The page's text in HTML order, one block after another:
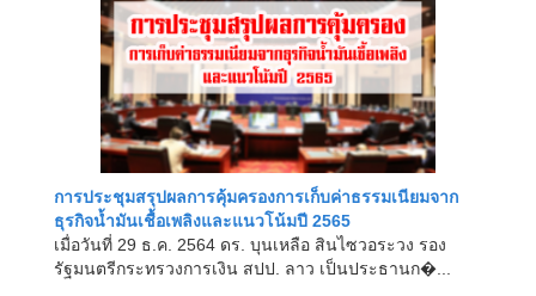
การประชุมสรุปผลการคุ้มครองการเก็บค่าธรรมเนียมจาก
ธุรกิจน้ำมันเชื้อเพลิงและแนวโน้มปี 2565
เมื่อวันที่ 29 ธ.ค. 2564 ดร. บุนเหลือ สินไซวอระวง รอง
รัฐมนตรีกระทรวงการเงิน สปป. ลาว เป็นประธานก�...